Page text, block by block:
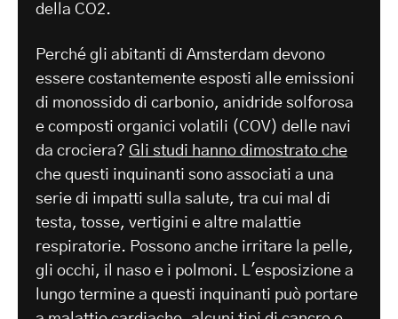
della CO2.
Perché gli abitanti di Amsterdam devono
essere costantemente esposti alle emissioni
di monossido di carbonio, anidride solforosa
e composti organici volatili (COV) delle navi
da crociera? Gli studi hanno dimostrato che
che questi inquinanti sono associati a una
serie di impatti sulla salute, tra cui mal di
testa, tosse, vertigini e altre malattie
respiratorie. Possono anche irritare la pelle,
gli occhi, il naso e i polmoni. L'esposizione a
lungo termine a questi inquinanti può portare